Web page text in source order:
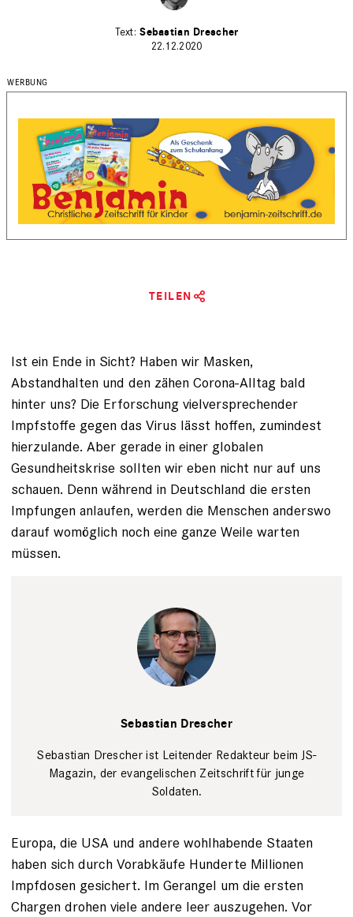
Sebastian Drescher
22.12.2020
TEILEN
Ist ein Ende in Sicht? Haben wir Masken,
Abstandhalten und den zähen Corona-Alltag bald
hinter uns? Die Erforschung vielversprechender
Impfstoffe gegen das Virus lässt hoffen, zumindest
hierzulande. Aber gerade in einer globalen
Gesundheitskrise sollten wir eben nicht nur auf uns
schauen. Denn während in Deutschland die ersten
Impfungen anlaufen, werden die Menschen anderswo
darauf womöglich noch eine ganze Weile warten
müssen.
Sebastian Drescher
Sebastian Drescher ist Leitender Redakteur beim JS-
Magazin, der evangelischen Zeitschrift für junge
Soldaten.
Europa, die USA und andere wohlhabende Staaten
haben sich durch Vorabkäufe Hunderte Millionen
Impfdosen gesichert. Im Gerangel um die ersten
Chargen drohen viele andere leer auszugehen. Vor